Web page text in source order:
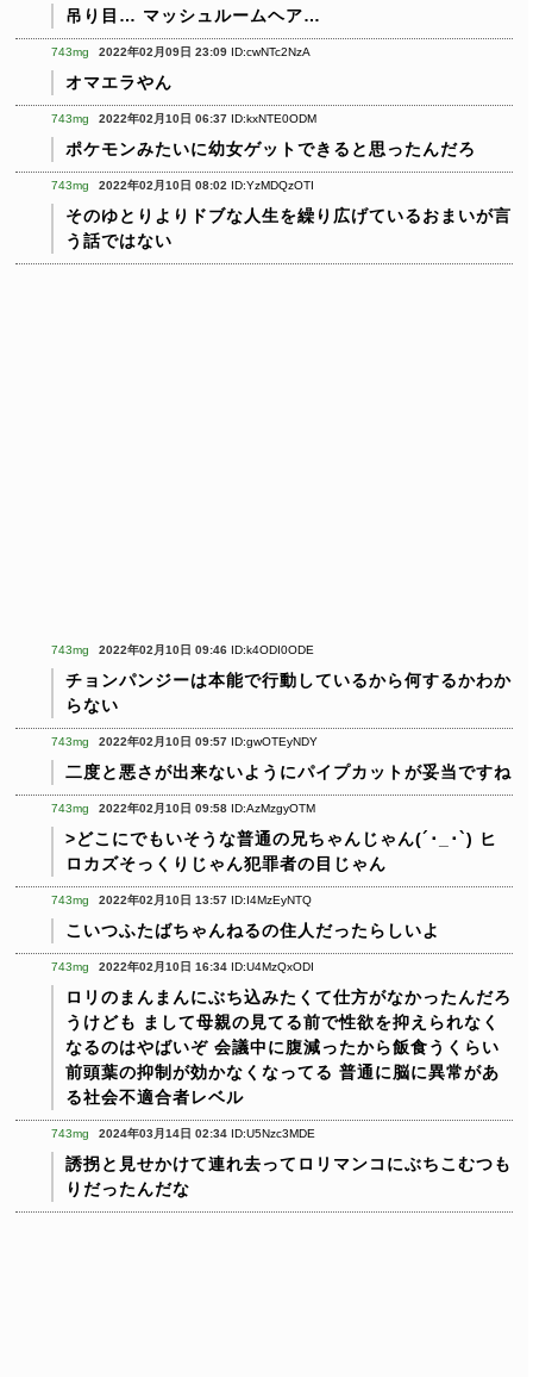
吊り目… マッシュルームヘア…
743mg 2022年02月09日 23:09 ID:cwNTc2NzA
オマエラやん
743mg 2022年02月10日 06:37 ID:kxNTE0ODM
ポケモンみたいに幼女ゲットできると思ったんだろ
743mg 2022年02月10日 08:02 ID:YzMDQzOTI
そのゆとりよりドブな人生を繰り広げているおまいが言
う話ではない
743mg 2022年02月10日 09:46 ID:k4ODI0ODE
チョンパンジーは本能で行動しているから何するかわか
らない
743mg 2022年02月10日 09:57 ID:gwOTEyNDY
二度と悪さが出来ないようにパイプカットが妥当ですね
743mg 2022年02月10日 09:58 ID:AzMzgyOTM
>どこにでもいそうな普通の兄ちゃんじゃん(´･_･`) ヒ
ロカズそっくりじゃん犯罪者の目じゃん
743mg 2022年02月10日 13:57 ID:I4MzEyNTQ
こいつふたばちゃんねるの住人だったらしいよ
743mg 2022年02月10日 16:34 ID:U4MzQxODI
ロリのまんまんにぶち込みたくて仕方がなかったんだろ
うけども まして母親の見てる前で性欲を抑えられなく
なるのはやばいぞ 会議中に腹減ったから飯食うくらい
前頭葉の抑制が効かなくなってる 普通に脳に異常があ
る社会不適合者レベル
743mg 2024年03月14日 02:34 ID:U5Nzc3MDE
誘拐と見せかけて連れ去ってロリマンコにぶちこむつも
りだったんだな